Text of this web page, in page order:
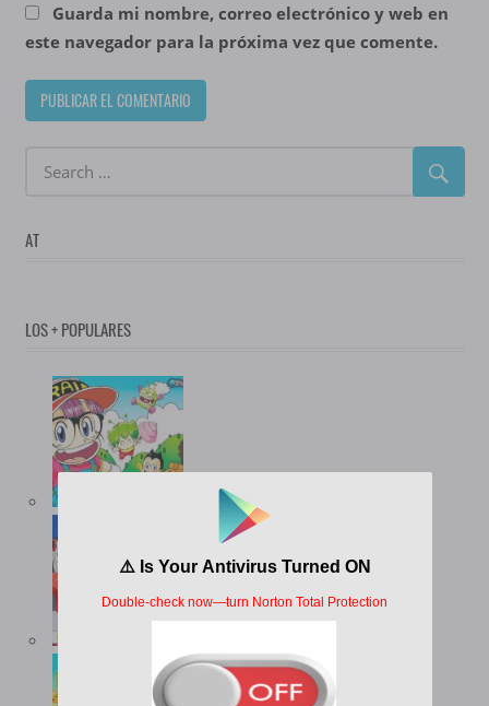
Guarda mi nombre, correo electrónico y web en
este navegador para la próxima vez que comente.
AT
LOS + POPULARES
(12.730)